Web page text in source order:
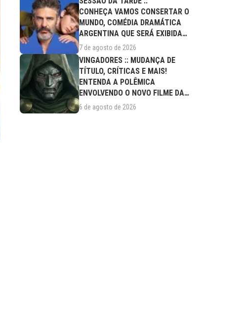
CONHEÇA VAMOS CONSERTAR O
MUNDO, COMÉDIA DRAMÁTICA
ARGENTINA QUE SERÁ EXIBIDA
NESTA SEXTA (07/08)
7 de agosto de 2026
VINGADORES :: MUDANÇA DE
TÍTULO, CRÍTICAS E MAIS!
ENTENDA A POLÊMICA
ENVOLVENDO O NOVO FILME DA
MARVEL
6 de agosto de 2026